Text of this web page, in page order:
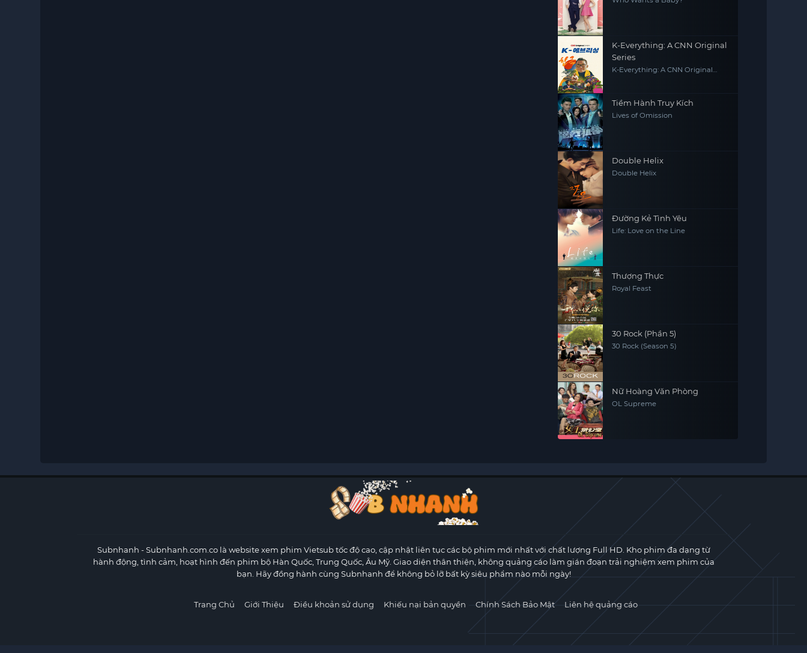
K-Everything: A CNN Original
Series
K-Everything: A CNN Original
Tiềm Hành Truy Kích
Lives of Omission
Double Helix
Double Helix
Đường Kẻ Tình Yêu
Life: Love on the Line
Thượng Thực
Royal Feast
30 Rock (Phần 5)
30 Rock (Season 5)
Nữ Hoàng Văn Phòng
OL Supreme
Subnhanh - Subnhanh.com.co là website xem phim Vietsub tốc độ cao, cập nhật liên tục các bộ phim mới nhất với chất lượng Full HD. Kho phim đa dạng từ
hành động, tình cảm, hoạt hình đến phim bộ Hàn Quốc, Trung Quốc, Âu Mỹ. Giao diện thân thiện, không quảng cáo làm gián đoạn trải nghiệm xem phim của
bạn. Hãy đồng hành cùng Subnhanh để không bỏ lỡ bất kỳ siêu phẩm nào mỗi ngày!
Trang Chủ Giới Thiệu Điều khoản sử dụng Khiếu nại bản quyền Chính Sách Bảo Mật Liên hệ quảng cáo